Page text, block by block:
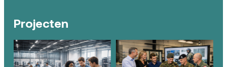
Projecten